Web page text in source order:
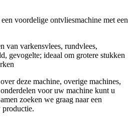
voordelige ontvliesmachine met een
van varkensvlees, rundvlees,
gevogelte; ideaal om grotere stukken
deze machine, overige machines,
voor uw machine kunt u
zoeken we graag naar een
productie.